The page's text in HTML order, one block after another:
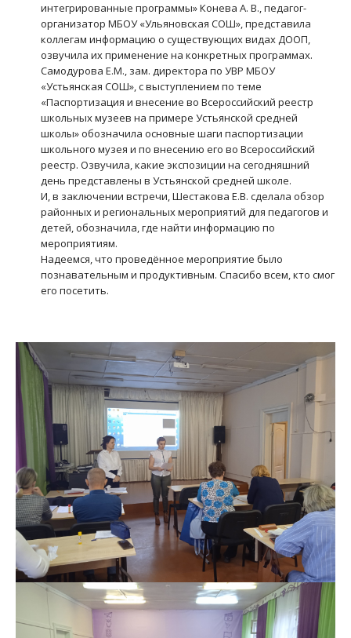
интегрированные программы» Конева А. В., педагог-
организатор МБОУ «Ульяновская СОШ», представила
коллегам информацию о существующих видах ДООП,
озвучила их применение на конкретных программах.
Самодурова Е.М., зам. директора по УВР МБОУ
«Устьянская СОШ», с выступлением по теме
«Паспортизация и внесение во Всероссийский реестр
школьных музеев на примере Устьянской средней
школы» обозначила основные шаги паспортизации
школьного музея и по внесению его во Всероссийский
реестр. Озвучила, какие экспозиции на сегодняшний
день представлены в Устьянской средней школе.
И, в заключении встречи, Шестакова Е.В. сделала обзор
районных и региональных мероприятий для педагогов и
детей, обозначила, где найти информацию по
мероприятиям.
Надеемся, что проведённое мероприятие было
познавательным и продуктивным. Спасибо всем, кто смог
его посетить.